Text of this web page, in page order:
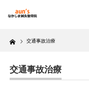
Home 交通事故治療
交通事故治療